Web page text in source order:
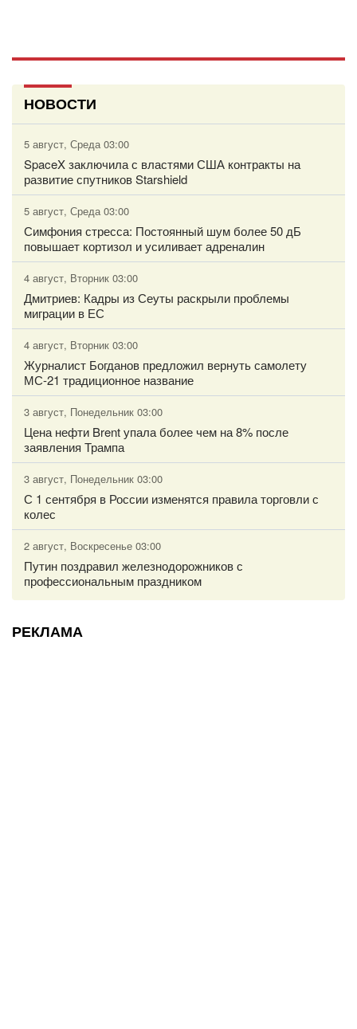
НОВОСТИ
5 август, Среда 03:00
SpaceX заключила с властями США контракты на
развитие спутников Starshield
5 август, Среда 03:00
Симфония стресса: Постоянный шум более 50 дБ
повышает кортизол и усиливает адреналин
4 август, Вторник 03:00
Дмитриев: Кадры из Сеуты раскрыли проблемы
миграции в ЕС
4 август, Вторник 03:00
Журналист Богданов предложил вернуть самолету
МС-21 традиционное название
3 август, Понедельник 03:00
Цена нефти Brent упала более чем на 8% после
заявления Трампа
3 август, Понедельник 03:00
С 1 сентября в России изменятся правила торговли с
колес
2 август, Воскресенье 03:00
Путин поздравил железнодорожников с
профессиональным праздником
РЕКЛАМА